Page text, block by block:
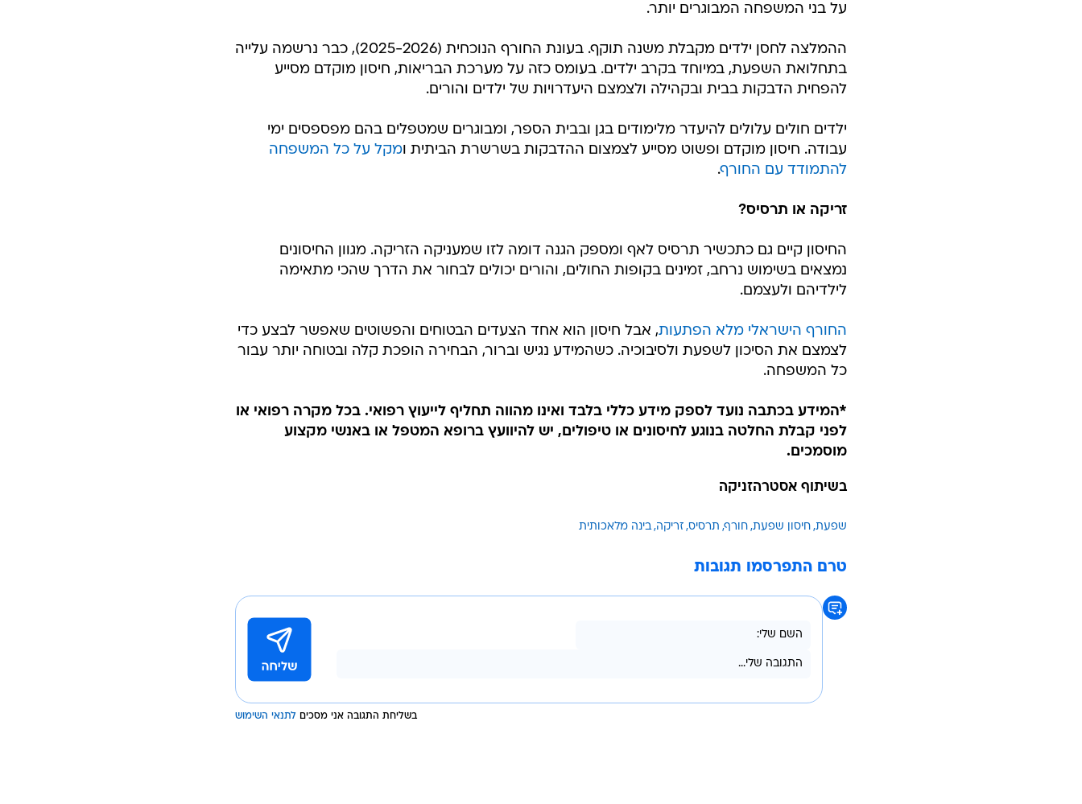
על בני המשפחה המבוגרים יותר.
ההמלצה לחסן ילדים מקבלת משנה תוקף. בעונת החורף הנוכחית (2025-2026), כבר נרשמה עלייה
בתחלואת השפעת, במיוחד בקרב ילדים. בעומס כזה על מערכת הבריאות, חיסון מוקדם מסייע
להפחית הדבקות בבית ובקהילה ולצמצם היעדרויות של ילדים והורים.
ילדים חולים עלולים להיעדר מלימודים בגן ובבית הספר, ומבוגרים שמטפלים בהם מפספסים ימי
עבודה. חיסון מוקדם ופשוט מסייע לצמצום ההדבקות בשרשרת הביתית ומקל על כל המשפחה
להתמודד עם החורף.
זריקה או תרסיס?
החיסון קיים גם כתכשיר תרסיס לאף ומספק הגנה דומה לזו שמעניקה הזריקה. מגוון החיסונים
נמצאים בשימוש נרחב, זמינים בקופות החולים, והורים יכולים לבחור את הדרך שהכי מתאימה
לילדיהם ולעצמם.
החורף הישראלי מלא הפתעות, אבל חיסון הוא אחד הצעדים הבטוחים והפשוטים שאפשר לבצע כדי
לצמצם את הסיכון לשפעת ולסיבוכיה. כשהמידע נגיש וברור, הבחירה הופכת קלה ובטוחה יותר עבור
כל המשפחה.
*המידע בכתבה נועד לספק מידע כללי בלבד ואינו מהווה תחליף לייעוץ רפואי. בכל מקרה רפואי או
לפני קבלת החלטה בנוגע לחיסונים או טיפולים, יש להיוועץ ברופא המטפל או באנשי מקצוע
מוסמכים.
בשיתוף אסטרהזניקה
שפעת חיסון שפעת חורף תרסיס זריקה בינה מלאכותית
טרם התפרסמו תגובות
בשליחת התגובה אני מסכים לתנאי השימוש